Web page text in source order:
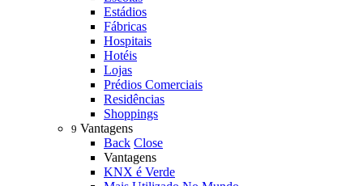
Estádios
Fábricas
Hospitais
Hotéis
Lojas
Prédios Comerciais
Residências
Shoppings
9 Vantagens
Back Close
Vantagens
KNX é Verde